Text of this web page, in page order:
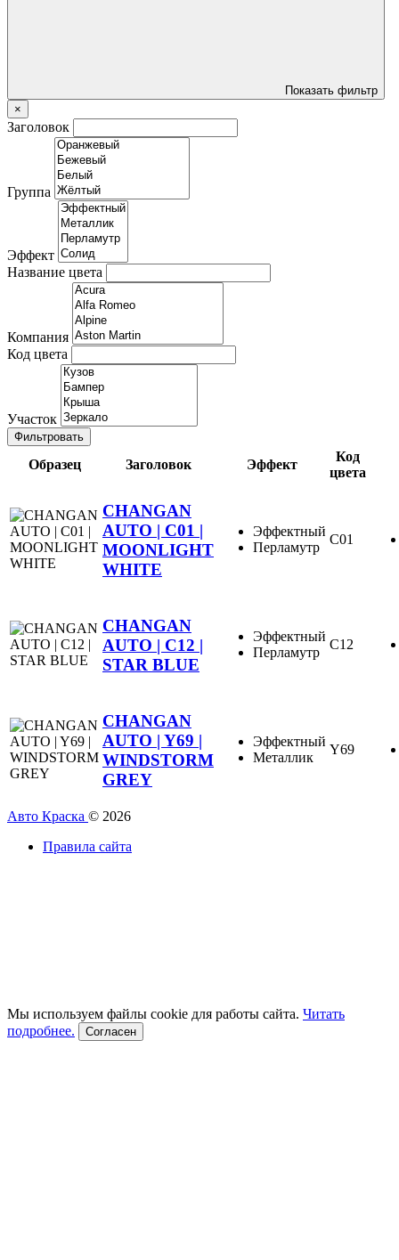
Показать фильтр
×
Заголовок
Группа
Эффект
Название цвета
Компания
Код цвета
Участок
Фильтровать
Образец Заголовок Эффект
Код
цвета
CHANGAN
AUTO | C01 |
MOONLIGHT
WHITE
Эффектный
Перламутр
C01
CHANGAN
AUTO | C12 |
STAR BLUE
Эффектный
Перламутр
C12
CHANGAN
AUTO | Y69 |
WINDSTORM
GREY
Эффектный
Металлик
Y69
Авто Краска © 2026
Правила сайта
Мы используем файлы cookie для работы сайта. Читать
подробнее.
Согласен